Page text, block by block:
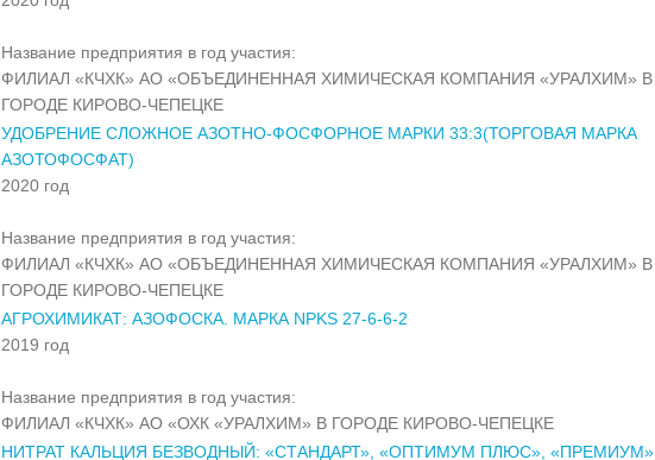
Название предприятия в год участия:
ФИЛИАЛ «КЧХК» АО «ОБЪЕДИНЕННАЯ ХИМИЧЕСКАЯ КОМПАНИЯ «УРАЛХИМ» В
ГОРОДЕ КИРОВО-ЧЕПЕЦКЕ
УДОБРЕНИЕ СЛОЖНОЕ АЗОТНО-ФОСФОРНОЕ МАРКИ 33:3(ТОРГОВАЯ МАРКА
АЗОТОФОСФАТ)
2020 год
Название предприятия в год участия:
ФИЛИАЛ «КЧХК» АО «ОБЪЕДИНЕННАЯ ХИМИЧЕСКАЯ КОМПАНИЯ «УРАЛХИМ» В
ГОРОДЕ КИРОВО-ЧЕПЕЦКЕ
АГРОХИМИКАТ: АЗОФОСКА. МАРКА NPKS 27-6-6-2
2019 год
Название предприятия в год участия:
ФИЛИАЛ «КЧХК» АО «ОХК «УРАЛХИМ» В ГОРОДЕ КИРОВО-ЧЕПЕЦКЕ
НИТРАТ КАЛЬЦИЯ БЕЗВОДНЫЙ: «СТАНДАРТ», «ОПТИМУМ ПЛЮС», «ПРЕМИУМ»,